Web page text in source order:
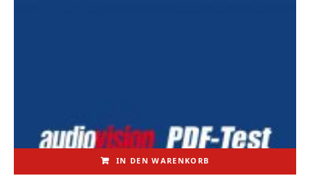
IN DEN WARENKORB